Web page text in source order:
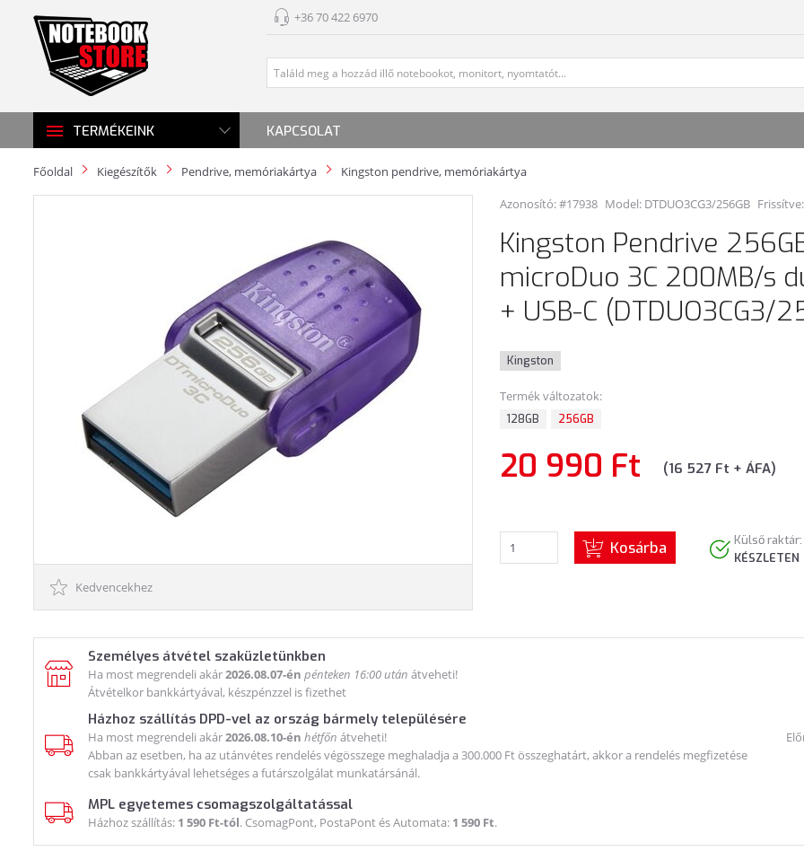
+36 70 422 6970
TERMÉKEINK KAPCSOLAT
Főoldal Kiegészítők Pendrive, memóriakártya Kingston pendrive, memóriakártya
Kedvencekhez
Azonosító: #17938 Model: DTDUO3CG3/256GB
Kingston Pendrive
microDuo 3C 200MB/s
+ USB-C (DTDUO3CG3/
Kingston
Termék változatok:
128GB 256GB
20 990 Ft (16 527 Ft + ÁFA)
Kosárba
Külső raktár:
KÉSZLETEN
Személyes átvétel szaküzletünkben
Ha most megrendeli akár2026.08.07-én pénteken 16:00 után átveheti!
Átvételkor bankkártyával, készpénzzel is fizethet
Házhoz szállítás DPD-vel az ország bármely településére
Ha most megrendeli akár2026.08.10-én hétfőn átveheti!
Abban az esetben, ha az utánvétes rendelés végösszege meghaladja a 300.000 Ft összeghatárt, akkor a rendelés megfizetése
csak bankkártyával lehetséges a futárszolgálat munkatársánál.
MPL egyetemes csomagszolgáltatással
Házhoz szállítás: 1 590 Ft-tól. CsomagPont, PostaPont és Automata: 1 590 Ft.